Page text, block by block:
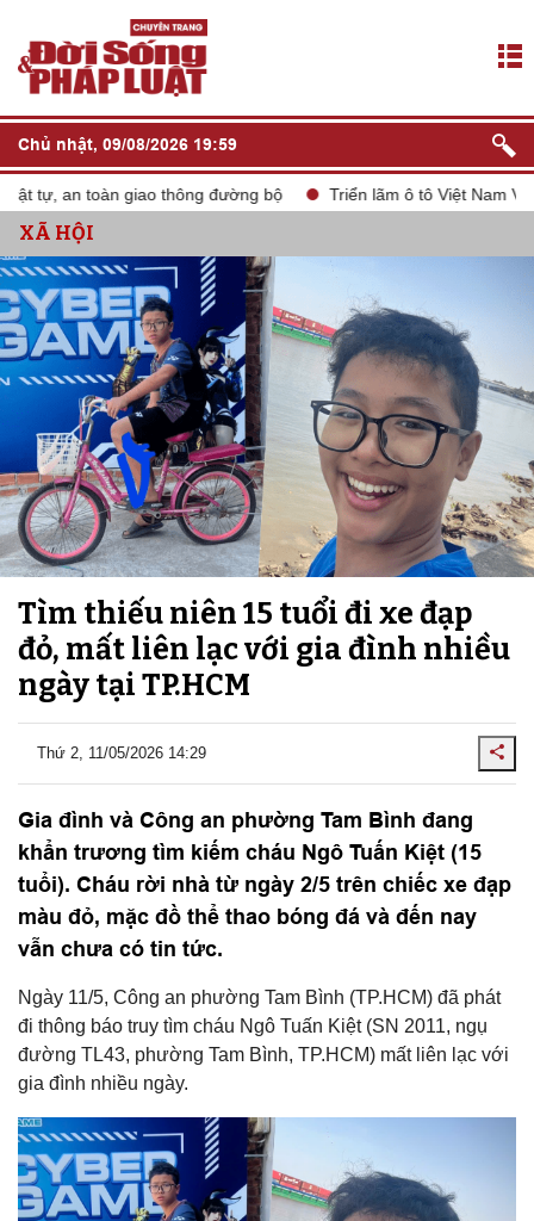
Chủ nhật, 09/08/2026 19:59
an toàn giao thông đường bộ Triển lãm ô tô Việt Nam VMS
XÃ HỘI
Tìm thiếu niên 15 tuổi đi xe đạp
đỏ, mất liên lạc với gia đình nhiều
ngày tại TP.HCM
Thứ 2, 11/05/2026 14:29
Gia đình và Công an phường Tam Bình đang
khẩn trương tìm kiếm cháu Ngô Tuấn Kiệt (15
tuổi). Cháu rời nhà từ ngày 2/5 trên chiếc xe đạp
màu đỏ, mặc đồ thể thao bóng đá và đến nay
vẫn chưa có tin tức.
Ngày 11/5, Công an phường Tam Bình (TP.HCM) đã phát
đi thông báo truy tìm cháu Ngô Tuấn Kiệt (SN 2011, ngụ
đường TL43, phường Tam Bình, TP.HCM) mất liên lạc với
gia đình nhiều ngày.